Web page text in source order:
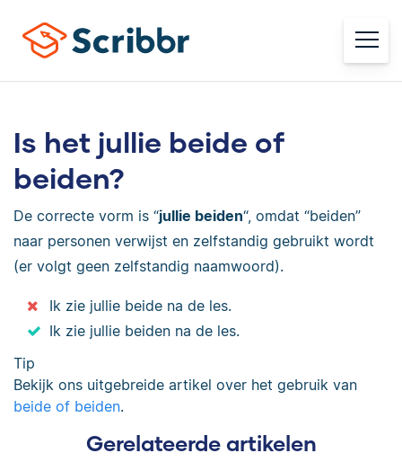
Is het jullie beide of
beiden?
De correcte vorm is “jullie beiden“, omdat “beiden”
naar personen verwijst en zelfstandig gebruikt wordt
(er volgt geen zelfstandig naamwoord).
Ik zie jullie beide na de les.
Ik zie jullie beiden na de les.
Tip
Bekijk ons uitgebreide artikel over het gebruik van
beide of beiden.
Gerelateerde artikelen